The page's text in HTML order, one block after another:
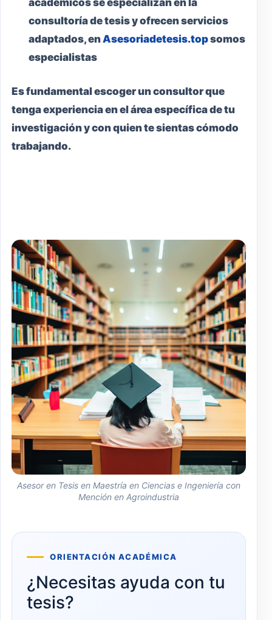
académicos se especializan en la
consultoría de tesis y ofrecen servicios
adaptados, enAsesoriadetesis.topsomos
especialistas
Es fundamental escoger un consultor que
tenga experiencia en el área específica de tu
investigación y con quien te sientas cómodo
trabajando.
Asesor en Tesis en Maestría en Ciencias e Ingeniería con
Mención en Agroindustria
ORIENTACIÓN ACADÉMICA
¿Necesitas ayuda con tu
tesis?